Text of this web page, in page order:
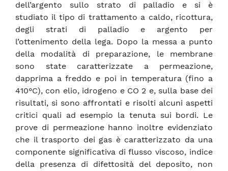
dell’argento sullo strato di palladio e si è
studiato il tipo di trattamento a caldo, ricottura,
degli strati di palladio e argento per
l’ottenimento della lega. Dopo la messa a punto
della modalità di preparazione, le membrane
sono state caratterizzate a permeazione,
dapprima a freddo e poi in temperatura (fino a
410°C), con elio, idrogeno e CO 2 e, sulla base dei
risultati, si sono affrontati e risolti alcuni aspetti
critici quali ad esempio la tenuta sui bordi. Le
prove di permeazione hanno inoltre evidenziato
che il trasporto dei gas è caratterizzato da una
componente significativa di flusso viscoso, indice
della presenza di difettosità del deposito, non